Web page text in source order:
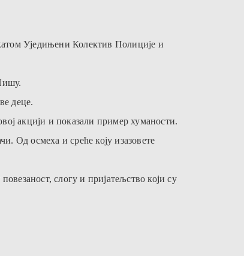
Уједињени Колектив Полиције и
деце.
акцији и показали пример хуманости.
Од осмеха и среће коју изазовете
слогу и пријатељство који су